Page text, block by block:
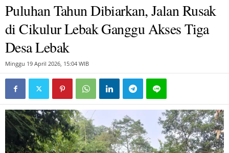
Puluhan Tahun Dibiarkan, Jalan Rusak
di Cikulur Lebak Ganggu Akses Tiga
Desa Lebak
Minggu 19 April 2026, 15:04 WIB